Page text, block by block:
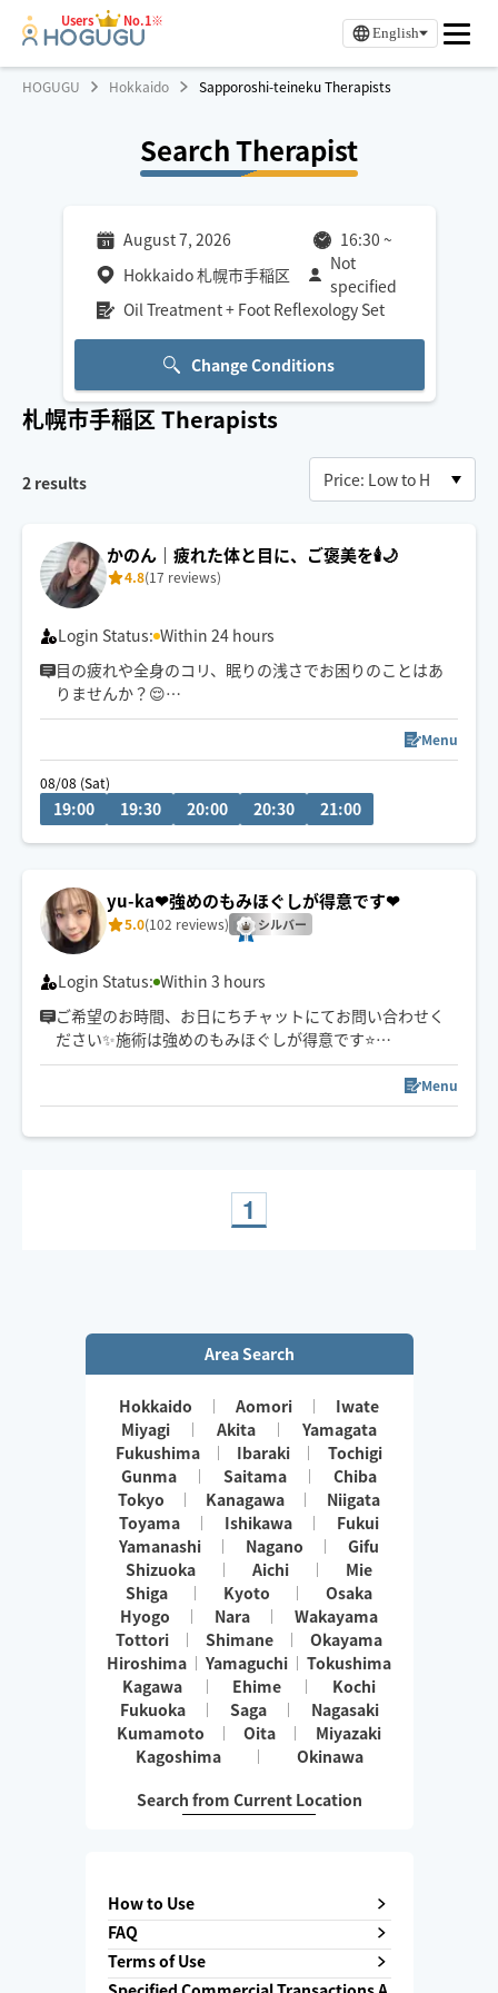
Users No.1※
English
HOGUGU Hokkaido Sapporoshi-teineku Therapists
Search Therapist
August 7, 2026 16:30 ~
Hokkaido 札幌市手稲区
Not
specified
Oil Treatment + Foot Reflexology Set
Change Conditions
札幌市手稲区Therapists
2 results
かのん｜疲れた体と目に、ご褒美を🕯️🌙
4.8(17 reviews)
Login Status: Within 24 hours
目の疲れや全身のコリ、眠りの浅さでお困りのことはあ
りませんか？😌
忙しい毎日の中で、自分だけのご褒美時間をぜひお楽し
◯お子様OK
◯ペットOK
※7/25、7/26は公共交通機関での移動となります。
Menu
08/08 (Sat)
19:00 19:30 20:00 20:30 21:00
yu-ka❤︎強めのもみほぐしが得意です❤︎
5.0(102 reviews) シルバー
Login Status: Within 3 hours
ご希望のお時間、お日にちチャットにてお問い合わせく
ださい✨施術は強めのもみほぐしが得意です⭐️
日々の疲れを癒せる様、心を込めて施術致します🥰
22:00以降のご予約は90分以上でお願い致します。
※駐車場がない場合、訪問先から遠い場合はお断りする
Menu
1
Area Search
Hokkaido Aomori
Iwate
Miyagi
Akita
Yamagata
Fukushima
Ibaraki
Tochigi
Gunma
Saitama
Chiba
Tokyo
Kanagawa
Niigata
Toyama
Ishikawa
Fukui
Yamanashi
Nagano
Gifu
Shizuoka
Aichi
Mie
Shiga
Kyoto
Osaka
Hyogo
Nara
Wakayama
Tottori
Shimane
Okayama
Hiroshima
Yamaguchi
Tokushima
Kagawa
Ehime
Kochi
Fukuoka
Saga
Nagasaki
Kumamoto
Oita
Miyazaki
Kagoshima
Okinawa
Search from Current Location
How to Use
FAQ
Terms of Use